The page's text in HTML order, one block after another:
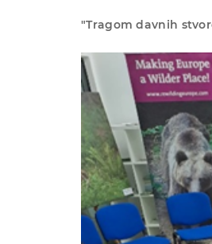
"Tragom davnih